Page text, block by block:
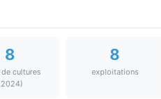
8
cultures
8
exploitations